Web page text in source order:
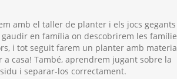
amb el taller de planter i els jocs gegants
en família on descobrirem les
i tot seguit farem un planter amb
casa! També, aprendrem jugant sobre la
i separar-los correctament.